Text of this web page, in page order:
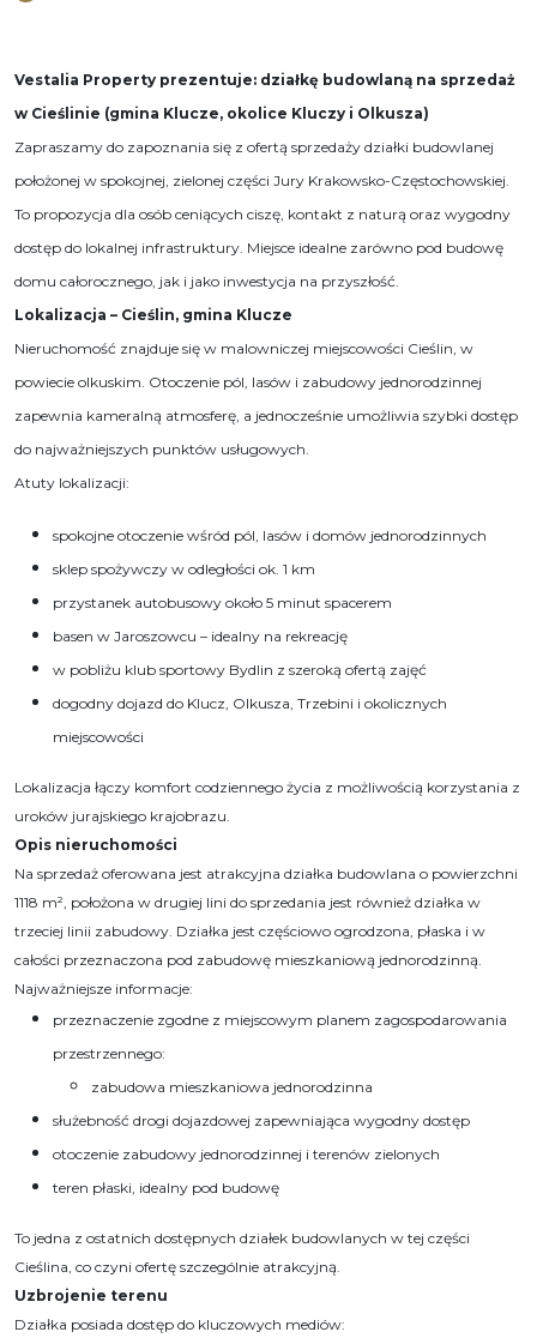
Vestalia Property prezentuje: działkę budowlaną na sprzedaż
w Cieślinie (gmina Klucze, okolice Kluczy i Olkusza)
Zapraszamy do zapoznania się z ofertą sprzedaży działki budowlanej
położonej w spokojnej, zielonej części Jury Krakowsko-Częstochowskiej.
To propozycja dla osób ceniących ciszę, kontakt z naturą oraz wygodny
dostęp do lokalnej infrastruktury. Miejsce idealne zarówno pod budowę
domu całorocznego, jak i jako inwestycja na przyszłość.
Lokalizacja – Cieślin, gmina Klucze
Nieruchomość znajduje się w malowniczej miejscowości Cieślin, w
powiecie olkuskim. Otoczenie pól, lasów i zabudowy jednorodzinnej
zapewnia kameralną atmosferę, a jednocześnie umożliwia szybki dostęp
do najważniejszych punktów usługowych.
Atuty lokalizacji:
spokojne otoczenie wśród pól, lasów i domów jednorodzinnych
sklep spożywczy w odległości ok. 1 km
przystanek autobusowy około 5 minut spacerem
basen w Jaroszowcu – idealny na rekreację
w pobliżu klub sportowy Bydlin z szeroką ofertą zajęć
dogodny dojazd do Klucz, Olkusza, Trzebini i okolicznych
miejscowości
Lokalizacja łączy komfort codziennego życia z możliwością korzystania z
uroków jurajskiego krajobrazu.
Opis nieruchomości
Na sprzedaż oferowana jest atrakcyjna działka budowlana o powierzchni
1118 m², położona w drugiej lini do sprzedania jest również działka w
trzeciej linii zabudowy. Działka jest częściowo ogrodzona, płaska i w
całości przeznaczona pod zabudowę mieszkaniową jednorodzinną.
Najważniejsze informacje:
przeznaczenie zgodne z miejscowym planem zagospodarowania
przestrzennego:
zabudowa mieszkaniowa jednorodzinna
służebność drogi dojazdowej zapewniająca wygodny dostęp
otoczenie zabudowy jednorodzinnej i terenów zielonych
teren płaski, idealny pod budowę
To jedna z ostatnich dostępnych działek budowlanych w tej części
Cieślina, co czyni ofertę szczególnie atrakcyjną.
Uzbrojenie terenu
Działka posiada dostęp do kluczowych mediów: